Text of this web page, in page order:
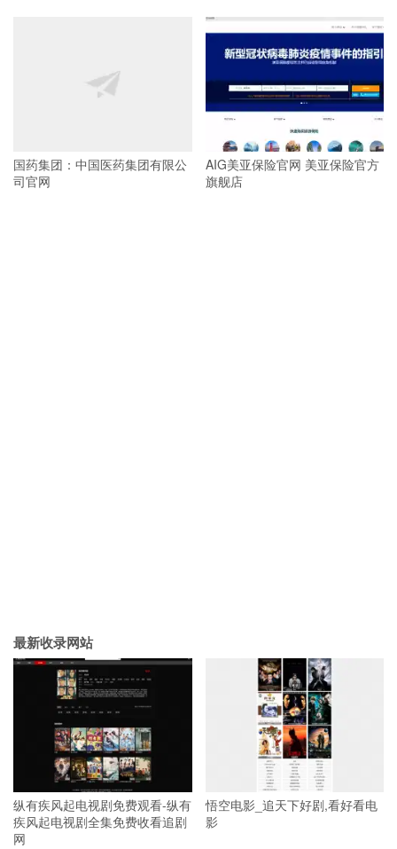
国药集团：中国医药集团有限公
司官网
AIG美亚保险官网 美亚保险官方
旗舰店
最新收录网站
纵有疾风起电视剧免费观看-纵有
疾风起电视剧全集免费收看追剧
网
悟空电影_追天下好剧,看好看电
影